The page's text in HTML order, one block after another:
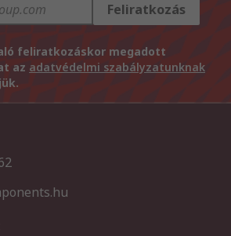
Feliratkozás
feliratkozáskor megadott
az adatvédelmi szabályzatunknak